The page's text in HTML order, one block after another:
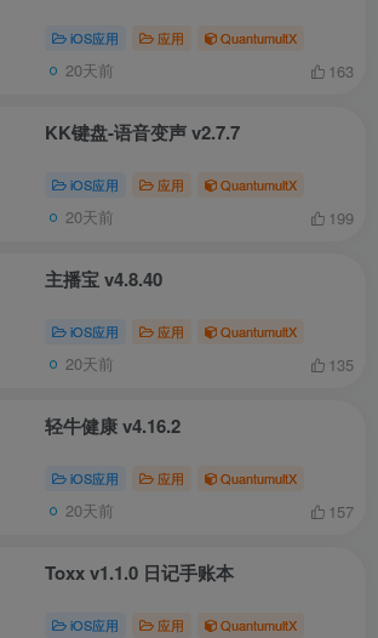
iOS应用 应用 QuantumultX
20天前 163
KK键盘-语音变声 v2.7.7
iOS应用 应用 QuantumultX
20天前 199
主播宝 v4.8.40
iOS应用 应用 QuantumultX
20天前 135
轻牛健康 v4.16.2
iOS应用 应用 QuantumultX
20天前 157
Toxx v1.1.0 日记手账本
iOS应用 应用 QuantumultX